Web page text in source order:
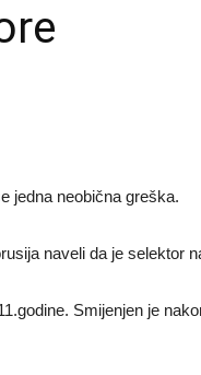
jedna neobična greška.
naveli da je selektor
Smijenjen je